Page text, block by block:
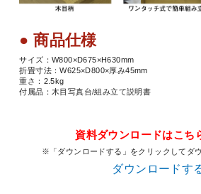
● 商品仕様
サイズ：W800×D675×H630mm
折畳寸法：W625×D800×厚み45mm
重さ：2.5kg
付属品：木目写真台/組み立て説明書
資料ダウンロードはこち
※「ダウンロードする」をクリックしてダ
ダウンロードす